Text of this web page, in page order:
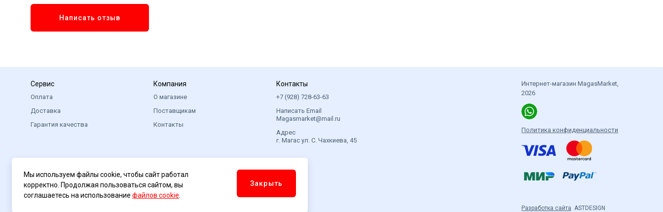
Написать отзыв
Сервис
Оплата
Доставка
Гарантия качества
Компания
О магазине
Поставщикам
Контакты
Контакты
+7 (928) 728-63-63
Написать Email
Magasmarket@mail.ru
Адрес
г. Магас ул. С. Чахкиева, 45
Интернет-магазин MagasMarket,
2026
Политика конфиденциальности
Разработка сайта ASTDESIGN
Мы используем файлы cookie, чтобы сайт работал
корректно. Продолжая пользоваться сайтом, вы
соглашаетесь на использование файлов cookie
Закрыть